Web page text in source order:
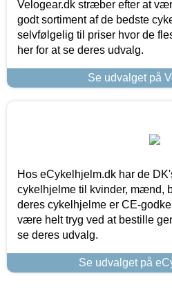
Velogear.dk stræber efter at
godt sortiment af de bedste
selvfølgelig til priser hvor de
her for at se deres udvalg.
Se udvalget på
Hos eCykelhjelm.dk har de
cykelhjelme til kvinder, mænd,
deres cykelhjelme er CE-
være helt tryg ved at bestille
se deres udvalg.
Se udvalget på